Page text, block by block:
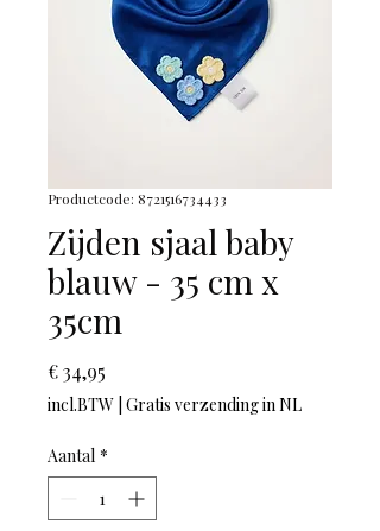
Productcode: 8721516734433
Zijden sjaal baby
blauw - 35 cm x
35cm
€ 34,95
incl.BTW Gratis verzending in NL
Aantal *